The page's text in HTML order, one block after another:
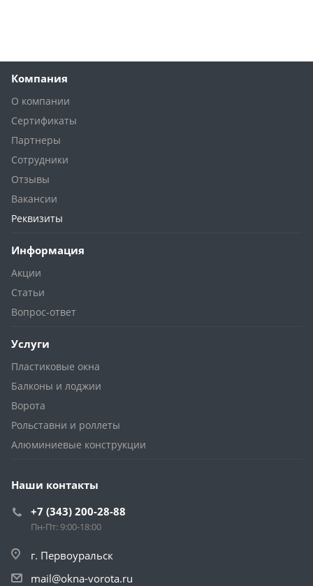
Компания
О компании
Сертификаты
Партнеры
Сотрудники
Отзывы
Вакансии
Реквизиты
Информация
Акции
Статьи
Вопрос-ответ
Услуги
Пластиковые окна
Балконы и лоджии
Ворота
Рольставни и роллеты
Алюминиевые конструкции
Наши контакты
+7 (343) 200-28-88
Пн-Пт: 9:00-18:00
г. Первоуральск
mail@okna-vorota.ru